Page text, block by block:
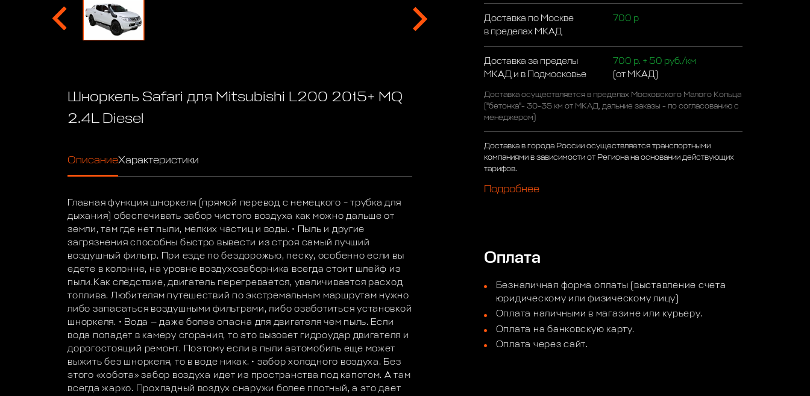
Шноркель Safari для Mitsubishi L200 2015+ MQ
2.4L Diesel
ОписаниеХарактеристики
Главная функция шноркеля (прямой перевод с немецкого – трубка для
дыхания) обеспечивать забор чистого воздуха как можно дальше от
земли, там где нет пыли, мелких частиц и воды. • Пыль и другие
загрязнения способны быстро вывести из строя самый лучший
воздушный фильтр. При езде по бездорожью, песку, особенно если вы
едете в колонне, на уровне воздухозаборника всегда стоит шлейф из
пыли.Как следствие, двигатель перегревается, увеличивается расход
топлива. Любителям путешествий по экстремальным маршрутам нужно
либо запасаться воздушными фильтрами, либо озаботиться установкой
шноркеля. • Вода — даже более опасна для двигателя чем пыль. Если
вода попадет в камеру сгорания, то это вызовет гидроудар двигателя и
дорогостоящий ремонт. Поэтому если в пыли автомобиль еще может
выжить без шноркеля, то в воде никак. • забор холодного воздуха. Без
этого «хобота» забор воздуха идет из пространства под капотом. А там
всегда жарко. Прохладный воздух снаружи более плотный, а это дает
Доставка по Москве
в пределах МКАД
700 р
Доставка за пределы
МКАД и в Подмосковье
700 р. + 50 руб./км
(от МКАД)
Доставка осуществляется в пределах Московского Малого Кольца
("бетонка"- 30-35 км от МКАД, дальние заказы - по согласованию с
менеджером)
Доставка в города России осуществляется транспортными
компаниями в зависимости от Региона на основании действующих
тарифов.
Подробнее
Оплата
Безналичная форма оплаты (выставление счета
юридическому или физическому лицу)
Оплата наличными в магазине или курьеру.
Оплата на банковскую карту.
Оплата через сайт.